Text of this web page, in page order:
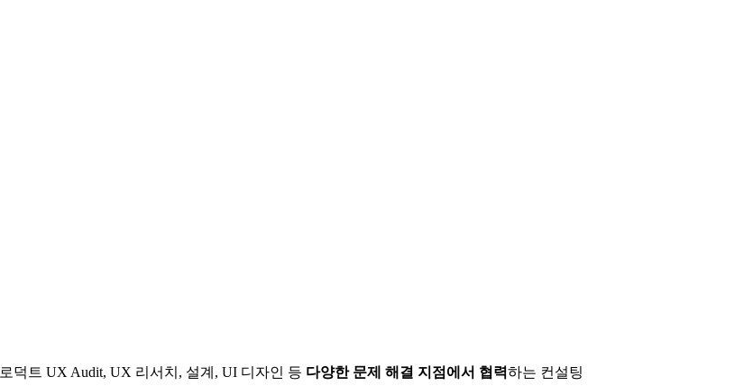
덕트 UX Audit, UX 리서치, 설계, UI 디자인 등 다양한 문제 해결 지점에서 협력하는 컨설팅